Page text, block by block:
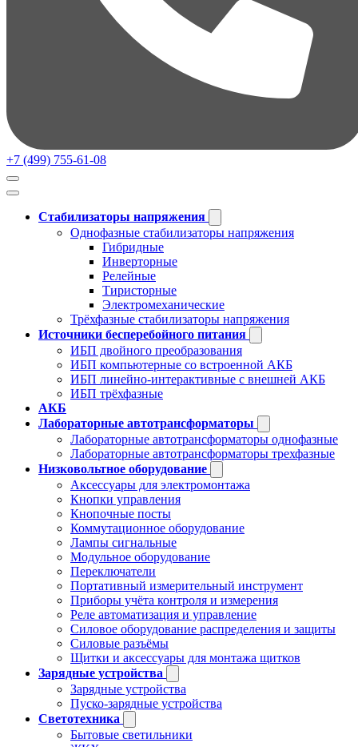
+7 (499) 755-61-08
Стабилизаторы напряжения
Однофазные стабилизаторы напряжения
Гибридные
Инверторные
Релейные
Тиристорные
Электромеханические
Трёхфазные стабилизаторы напряжения
Источники бесперебойного питания
ИБП двойного преобразования
ИБП компьютерные со встроенной АКБ
ИБП линейно-интерактивные с внешней АКБ
ИБП трёхфазные
АКБ
Лабораторные автотрансформаторы
Лабораторные автотрансформаторы однофазные
Лабораторные автотрансформаторы трехфазные
Низковольтное оборудование
Аксессуары для электромонтажа
Кнопки управления
Кнопочные посты
Коммутационное оборудование
Лампы сигнальные
Модульное оборудование
Переключатели
Портативный измерительный инструмент
Приборы учёта контроля и измерения
Реле автоматизация и управление
Силовое оборудование распределения и защиты
Силовые разъёмы
Щитки и аксессуары для монтажа щитков
Зарядные устройства
Зарядные устройства
Пуско-зарядные устройства
Светотехника
Бытовые светильники